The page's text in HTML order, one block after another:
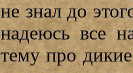
не знал до
надеюсь все
тему про